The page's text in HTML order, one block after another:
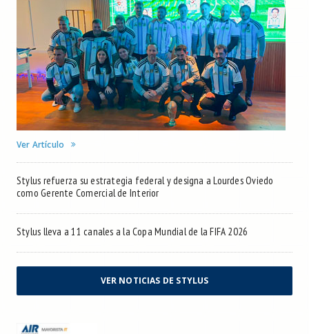
Ver Artículo
Stylus refuerza su estrategia federal y designa a Lourdes Oviedo
como Gerente Comercial de Interior
Stylus lleva a 11 canales a la Copa Mundial de la FIFA 2026
VER NOTICIAS DE STYLUS